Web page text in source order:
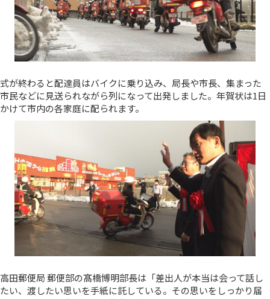
式が終わると配達員はバイクに乗り込み、局長や市長、集まった
市民などに見送られながら列になって出発しました。年賀状は1日
かけて市内の各家庭に配られます。
高田郵便局 郵便部の髙橋博明部長は「差出人が本当は会って話し
たい、渡したい思いを手紙に託している。その思いをしっかり届